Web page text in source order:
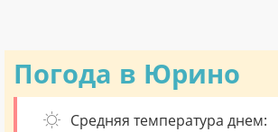
Погода в Юрино
Средняя температура днем: